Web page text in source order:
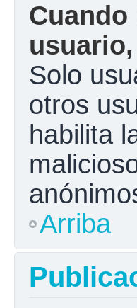
Solo
otros
habilita
Arriba